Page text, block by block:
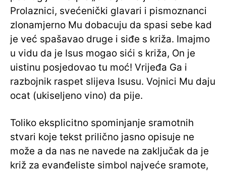
Prolaznici, svećenički glavari i pismoznanci
zlonamjerno Mu dobacuju da spasi sebe kad
je već spašavao druge i siđe s križa. Imajmo
u vidu da je Isus mogao sići s križa, On je
uistinu posjedovao tu moć! Vrijeđa Ga i
razbojnik raspet slijeva Isusu. Vojnici Mu daju
ocat (ukiseljeno vino) da pije.
Toliko eksplicitno spominjanje sramotnih
stvari koje tekst prilično jasno opisuje ne
može a da nas ne navede na zaključak da je
križ za evanđeliste simbol najveće sramote,